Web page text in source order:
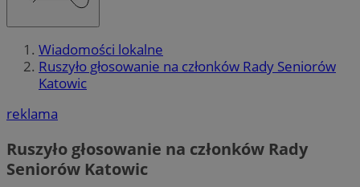
Wiadomości lokalne
Ruszyło głosowanie na członków Rady Seniorów
Katowic
reklama
Ruszyło głosowanie na członków Rady
Seniorów Katowic